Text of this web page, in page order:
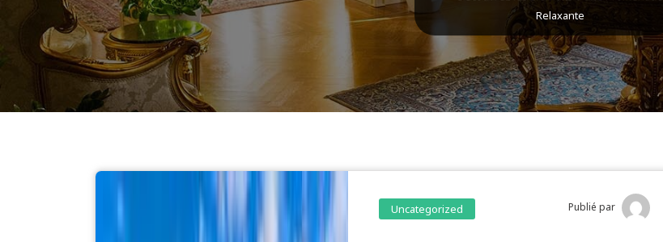
Relaxante
Uncategorized Publié par